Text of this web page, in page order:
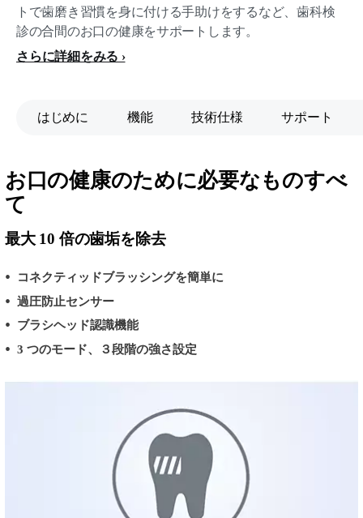
トで歯磨き習慣を身に付ける手助けをするなど、歯科検
診の合間のお口の健康をサポートします。
さらに詳細をみる
はじめに 機能 技術仕様 サポート
お口の健康のために必要なものすべ
て
最大 10 倍の歯垢を除去
コネクティッドブラッシングを簡単に
過圧防止センサー
ブラシヘッド認識機能
3 つのモード、３段階の強さ設定